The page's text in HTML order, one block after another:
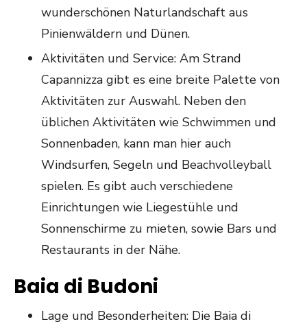
wunderschönen Naturlandschaft aus
Pinienwäldern und Dünen.
Aktivitäten und Service: Am Strand
Capannizza gibt es eine breite Palette von
Aktivitäten zur Auswahl. Neben den
üblichen Aktivitäten wie Schwimmen und
Sonnenbaden, kann man hier auch
Windsurfen, Segeln und Beachvolleyball
spielen. Es gibt auch verschiedene
Einrichtungen wie Liegestühle und
Sonnenschirme zu mieten, sowie Bars und
Restaurants in der Nähe.
Baia di Budoni
Lage und Besonderheiten: Die Baia di